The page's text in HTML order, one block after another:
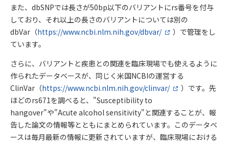
また、dbSNPでは長さが50bp以下のバリアントにrs番号を付与
しており、それ以上の長さのバリアントについては別の
dbVar（https://www.ncbi.nlm.nih.gov/dbvar/
）で管理をし
ています。
さらに、バリアントと疾患との関連を臨床現場でも使えるように
作られたデータベースが、同じく米国NCBIの運営する
ClinVar（https://www.ncbi.nlm.nih.gov/clinvar/
）です。先
ほどのrs671を調べると、"Susceptibility to
hangover"や"Acute alcohol sensitivity"と関連することが、報
告した論文の情報等とともにまとめられています。このデータベ
ースは毎月最新の情報に更新されていますが、臨床現場における